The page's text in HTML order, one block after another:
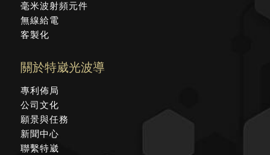
毫米波射頻元件
無線給電
客製化
關於特崴光波導
專利佈局
公司文化
願景與任務
新聞中心
聯繫特崴